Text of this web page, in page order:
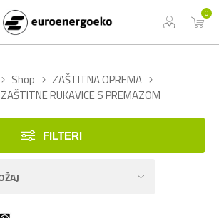
0
Shop
ZAŠTITNA OPREMA
ZAŠTITNE RUKAVICE S PREMAZOM
FILTERI